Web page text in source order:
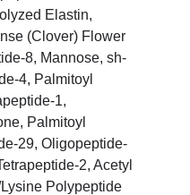
Elastin,
(Clover) Flower
8, Mannose, sh-
4, Palmitoyl
1,
Palmitoyl
29, Oligopeptide-
2, Acetyl
Polypeptide